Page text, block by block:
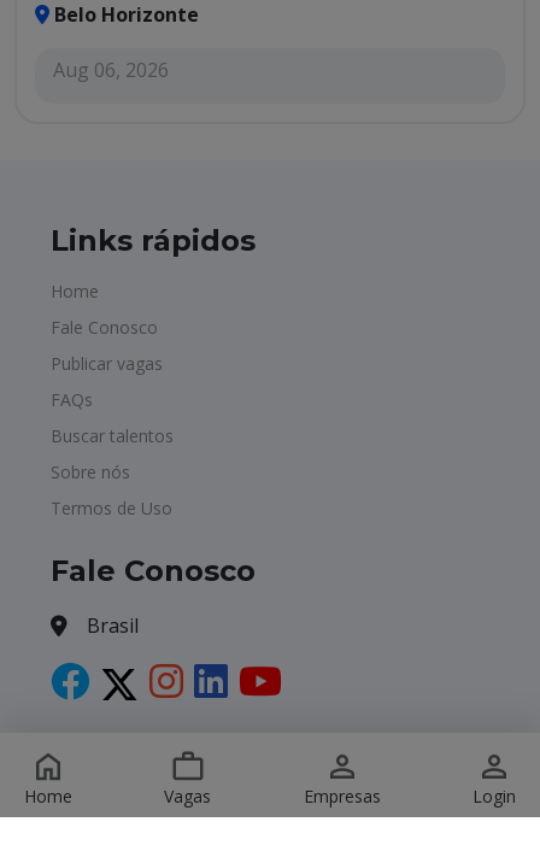
Home Vagas Empresas Login
Belo Horizonte
Aug 06, 2026
Links rápidos
Home
Fale Conosco
Publicar vagas
FAQs
Buscar talentos
Sobre nós
Termos de Uso
Fale Conosco
Brasil
Copyright © 2026 Havagas. All Rights Reserved.